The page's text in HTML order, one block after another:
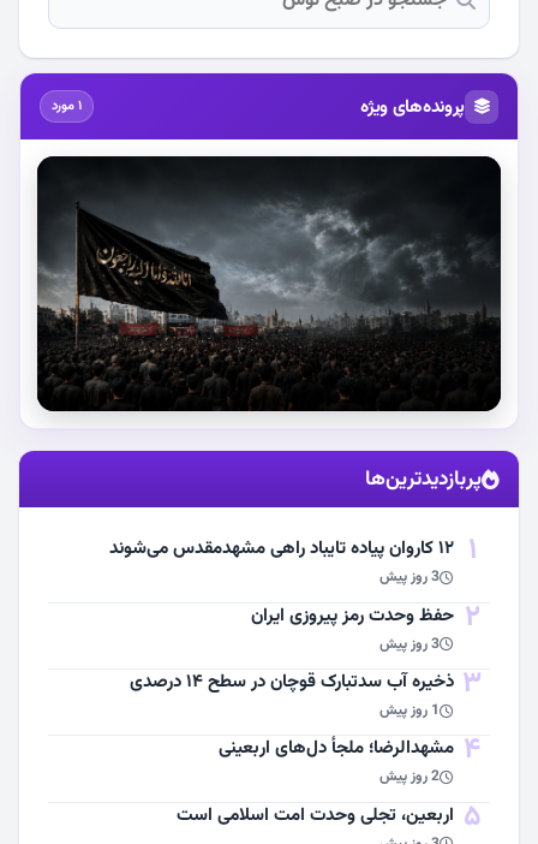
پرونده‌های ویژه 1 مورد
استقبال از آقای شهید ایران
مشاهده اخبار
پربازدیدترین‌ها
1 ۱۲ کاروان پیاده تایباد راهی مشهدمقدس می‌شوند
3 روز پیش
2 حفظ وحدت رمز پیروزی ایران
3 روز پیش
3 ذخیره آب سدتبارک قوچان در سطح ۱۴ درصدی
1 روز پیش
4 مشهد‌الرضا؛ ملجأ دل‌های اربعینی
2 روز پیش
5 اربعین، تجلی وحدت امت اسلامی است